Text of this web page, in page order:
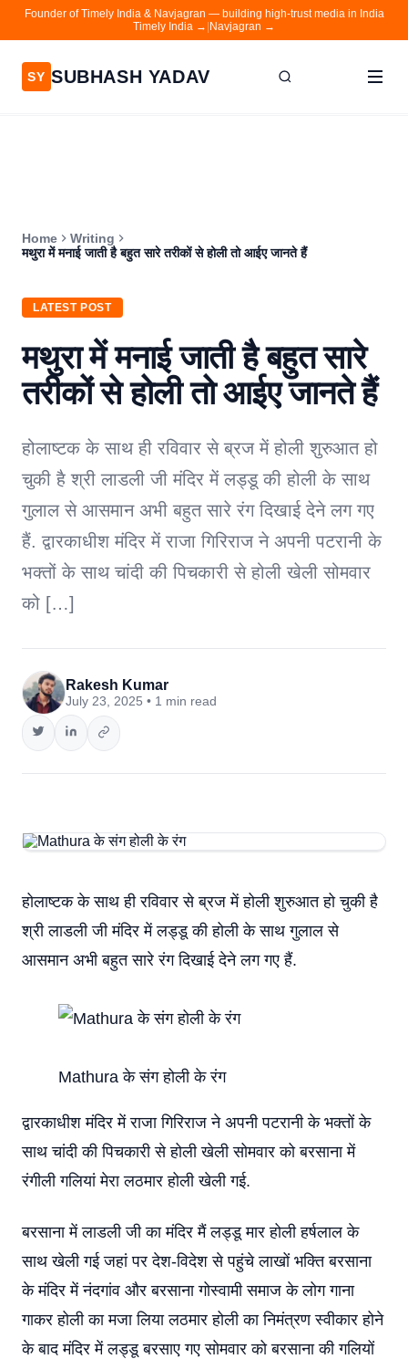
Founder of Timely India & Navjagran — building high-trust media in India
Timely India → Navjagran →
SY SUBHASH YADAV
Contact
Navjagran
Home
Writing
मथुरा में मनाई जाती है बहुत सारे तरीकों से होली तो आईए जानते हैं
LATEST POST
मथुरा में मनाई जाती है बहुत सारे
तरीकों से होली तो आईए जानते हैं
होलाष्टक के साथ ही रविवार से ब्रज में होली शुरुआत हो
चुकी है श्री लाडली जी मंदिर में लड्डू की होली के साथ
गुलाल से आसमान अभी बहुत सारे रंग दिखाई देने लग गए
हैं. द्वारकाधीश मंदिर में राजा गिरिराज ने अपनी पटरानी के
भक्तों के साथ चांदी की पिचकारी से होली खेली सोमवार
को […]
Rakesh Kumar
July 23, 2025 • 1 min read
होलाष्टक के साथ ही रविवार से ब्रज में होली शुरुआत हो चुकी है
श्री लाडली जी मंदिर में लड्डू की होली के साथ गुलाल से
आसमान अभी बहुत सारे रंग दिखाई देने लग गए हैं.
Mathura के संग होली के रंग
द्वारकाधीश मंदिर में राजा गिरिराज ने अपनी पटरानी के भक्तों के
साथ चांदी की पिचकारी से होली खेली सोमवार को बरसाना में
रंगीली गलियां मेरा लठमार होली खेली गई.
बरसाना में लाडली जी का मंदिर मैं लड्डू मार होली हर्षलाल के
साथ खेली गई जहां पर देश-विदेश से पहुंचे लाखों भक्ति बरसाना
के मंदिर में नंदगांव और बरसाना गोस्वामी समाज के लोग गाना
गाकर होली का मजा लिया लठमार होली का निमंत्रण स्वीकार होने
के बाद मंदिर में लड्डू बरसाए गए सोमवार को बरसाना की गलियों